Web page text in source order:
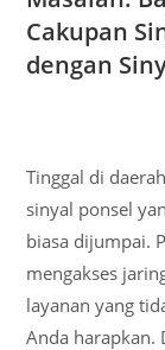
Cakupan
dengan
Tinggal di
sinyal ponsel
biasa dijumpai.
mengakses
layanan yang
Anda harapkan.